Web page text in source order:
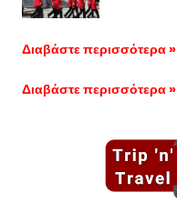
Διαβάστε περισσότερα »
Διαβάστε περισσότερα »